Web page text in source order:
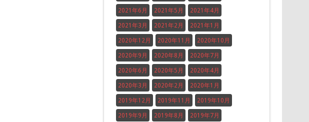
2021年6月 2021年5月 2021年4月
2021年3月 2021年2月 2021年1月
2020年12月 2020年11月 2020年10月
2020年9月 2020年8月 2020年7月
2020年6月 2020年5月 2020年4月
2020年3月 2020年2月 2020年1月
2019年12月 2019年11月 2019年10月
2019年9月 2019年8月 2019年7月